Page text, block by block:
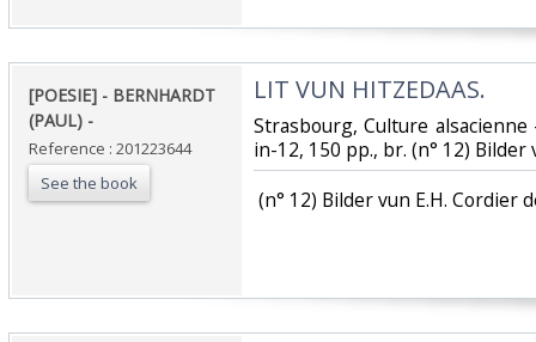
‎[POESIE] - BERNHARDT
(PAUL) - ‎
Reference : 201223644
See the book
‎LIT VUN HITZEDAAS. ‎
‎Strasbourg, Culture
in-12, 150 pp., br. (n° 12) Bilder
(n° 12) Bilder vun E.H. Cordier